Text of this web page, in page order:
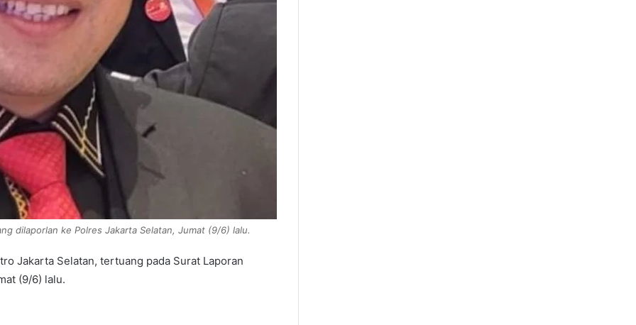
dilaporlan ke Polres Jakarta Selatan, Jumat (9/6) lalu.
Jakarta Selatan, tertuang pada Surat Laporan
(9/6) lalu.